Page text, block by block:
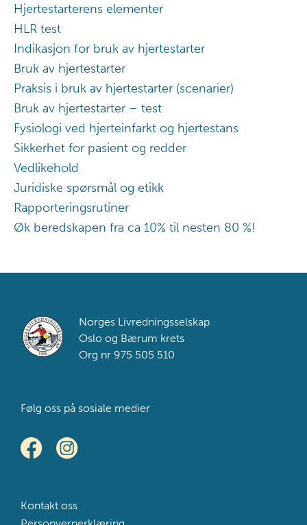
Hjertestarterens elementer
HLR test
Indikasjon for bruk av hjertestarter
Bruk av hjertestarter
Praksis i bruk av hjertestarter (scenarier)
Bruk av hjertestarter – test
Fysiologi ved hjerteinfarkt og hjertestans
Sikkerhet for pasient og redder
Vedlikehold
Juridiske spørsmål og etikk
Rapporteringsrutiner
Øk beredskapen fra ca 10% til nesten 80 %!
Footer
Norges Livredningsselskap
Oslo og Bærum krets
Org nr 975 505 510
Følg oss på sosiale medier
Kontakt oss